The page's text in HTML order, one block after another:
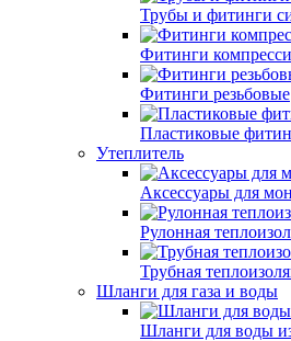
Трубы и фитинги
Фитинги
Фитинги резьбовые
Пластиковые
Утеплитель
Аксессуары для
Рулонная
Трубная
Шланги для газа и воды
Шланги для воды